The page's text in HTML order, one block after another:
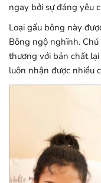
ngay bởi sự đáng yêu
Loại gấu bông này
Bông ngộ nghĩnh.
thương với bản chất
luôn nhận được nhiều